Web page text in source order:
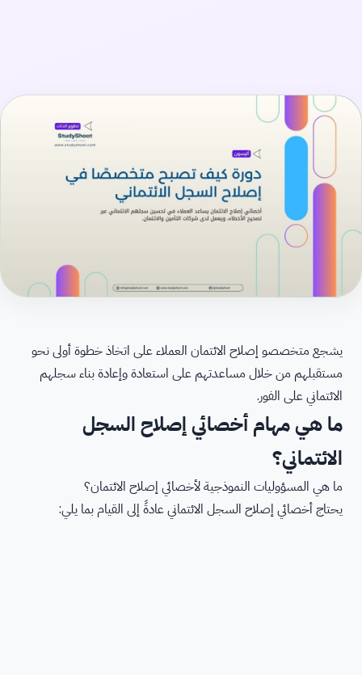
يشجع متخصصو إصلاح الائتمان العملاء على اتخاذ خطوة أولى نحو
مستقبلهم من خلال مساعدتهم على استعادة وإعادة بناء سجلهم
الائتماني على الفور.
ما هي مهام أخصائي إصلاح السجل
الائتماني؟
ما هي المسؤوليات النموذجية لأخصائي إصلاح الائتمان؟
يحتاج أخصائي إصلاح السجل الائتماني عادةً إلى القيام بما يلي: